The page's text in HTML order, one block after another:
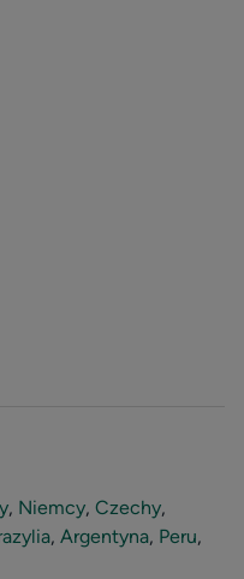
, Niemcy, Czechy,
, Argentyna, Peru,